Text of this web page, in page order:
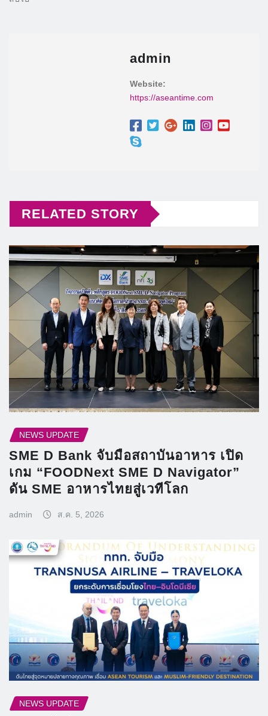
admin
Website:
https://aseantime.com
RELATED STORY
NEWS UPDATE
SME D Bank จับมือสถาบันอาหาร เปิด
เกม “FOODNext SME D Navigator”
ดัน SME อาหารไทยสู่เวทีโลก
admin ส.ค. 5, 2026
NEWS UPDATE